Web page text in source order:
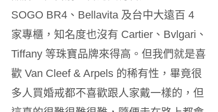
SOGO BR4、Bellavita 及台中大遠百 4
家專櫃，知名度也沒有 Cartier、Bvlgari、
Tiffany 等珠寶品牌來得高。但我們就是喜
歡 Van Cleef & Arpels 的稀有性，畢竟很
多人買婚戒都不喜歡跟人家戴一樣的，但